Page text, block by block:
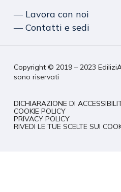
― Lavora con noi
― Contatti e sedi
Copyright © 2019 – 2023
sono riservati
DICHIARAZIONE DI
COOKIE POLICY
PRIVACY POLICY
RIVEDI LE TUE SCELTE SUI